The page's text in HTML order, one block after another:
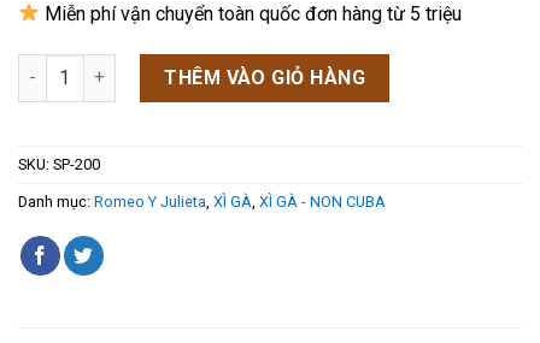
Miễn phí vận chuyển toàn quốc đơn hàng từ 5 triệu
Xì gà Romeo Y Julieta Reserve Toro – Hộp gỗ 27 điếu số lượng
THÊM VÀO GIỎ HÀNG
SKU: SP-200
Danh mục: Romeo Y Julieta, XÌ GÀ, XÌ GÀ - NON CUBA